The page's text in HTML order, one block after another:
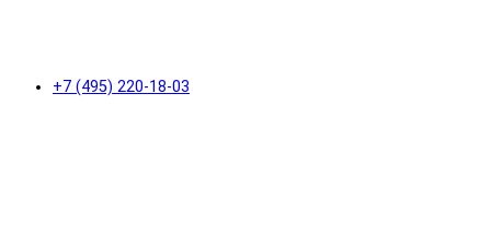
+7 (495) 220-18-03